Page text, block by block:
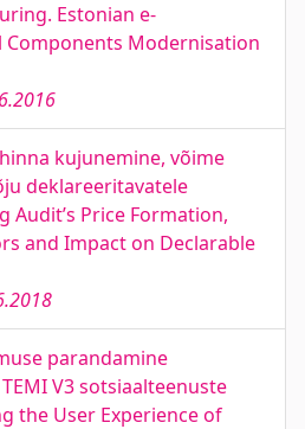
Estonian e-
Components Modernisation
kujunemine, võime
deklareeritavatele
Audit’s Price Formation,
and Impact on Declarable
parandamine
V3 sotsiaalteenuste
the User Experience of